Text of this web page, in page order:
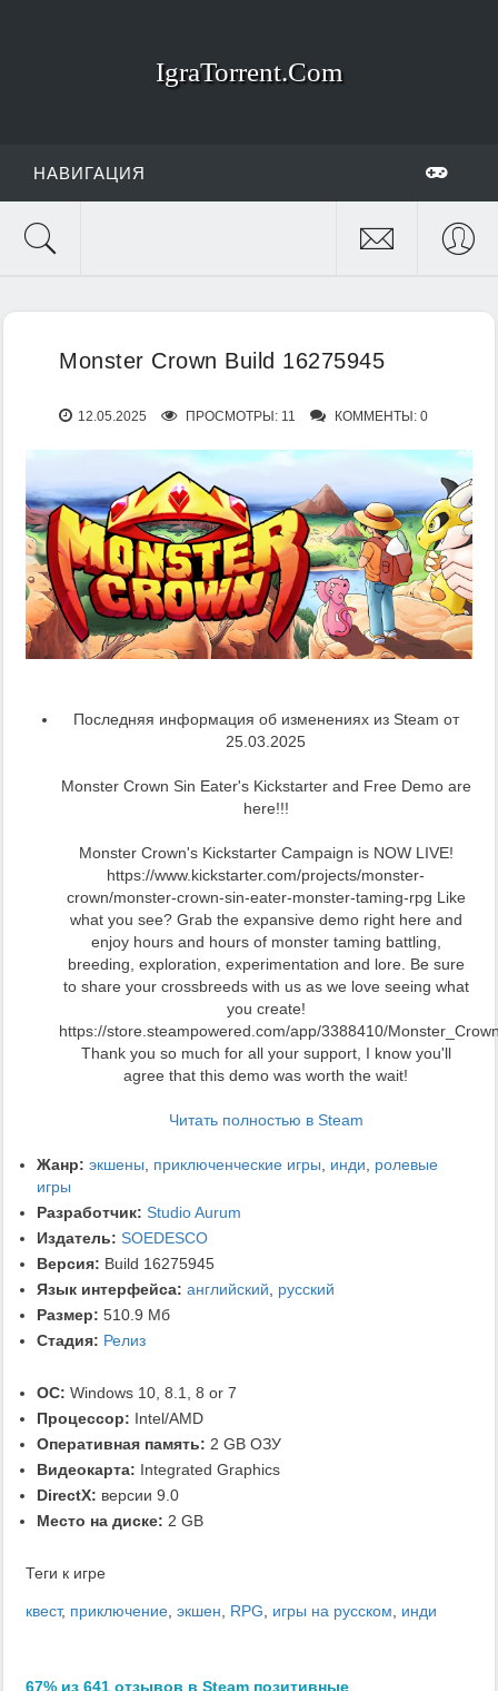
IgraTorrent.Com
НАВИГАЦИЯ
Monster Crown Build 16275945
12.05.2025 ПРОСМОТРЫ: 11 КОММЕНТЫ: 0
Последняя информация об изменениях из Steam от
25.03.2025
Monster Crown Sin Eater's Kickstarter and Free Demo are
here!!!
Monster Crown's Kickstarter Campaign is NOW LIVE!
https://www.kickstarter.com/projects/monster-
crown/monster-crown-sin-eater-monster-taming-rpg Like
what you see? Grab the expansive demo right here and
enjoy hours and hours of monster taming battling,
breeding, exploration, experimentation and lore. Be sure
to share your crossbreeds with us as we love seeing what
you create!
https://store.steampowered.com/app/3388410/
Thank you so much for all your support, I know you'll
agree that this demo was worth the wait!
Читать полностью в Steam
Жанр: экшены приключенческие игры инди
ролевые
игры
Разработчик: Studio Aurum
Издатель: SOEDESCO
Версия: Build 16275945
Язык интерфейса: английский
русский
Размер: 510.9 Мб
Стадия: Релиз
ОС: Windows 10, 8.1, 8 or 7
Процессор: Intel/AMD
Оперативная память: 2 GB ОЗУ
Видеокарта: Integrated Graphics
DirectX: версии 9.0
Место на диске: 2 GB
Теги к игре
квест, приключение экшен RPG игры на русском инди
67% из 641 отзывов в Steam позитивные